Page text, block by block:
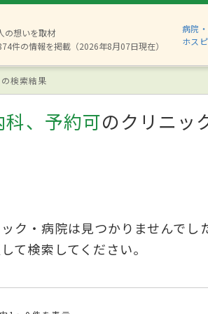
の想いを取材
件の情報を掲載（2026年8月07日現在）
病院
ホス
検索結果
、予約可のクリニッ
ク・病院は見つかりませんでし
て検索してください。